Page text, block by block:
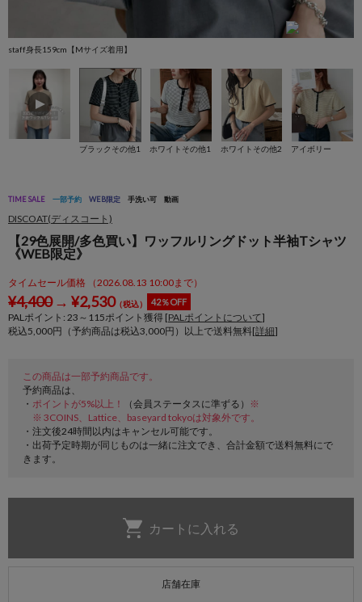
staff身長159cm【Mサイズ着用】
ブラックその他1 ホワイトその他1 ホワイトその他2 アイボリー
TIME SALE 一部予約 WEB限定 手洗い可 動画
DISCOAT(ディスコート)
【29色展開/多色買い】ワッフルリングドット半袖Tシャツ
《WEB限定》
タイムセール価格 （2026.08.13 10:00まで）
¥4,400→ ¥2,530（税込） 42％OFF
PALポイント: 23 ～ 115ポイント獲得 [PALポイントについて]
税込5,000円（予約商品は税込3,000円）以上で送料無料[詳細]
この商品は一部予約商品です。
予約商品は、
・ ポイントが5%以上！ （会員ステータスに準ずる）
※
※ 3COINS、Lattice、baseyard tokyoは対象外です。
・注文後24時間以内はキャンセル可能です。
・出荷予定時期が同じものは一緒に注文でき、合計金額で送料無料にで
きます。
店舗在庫